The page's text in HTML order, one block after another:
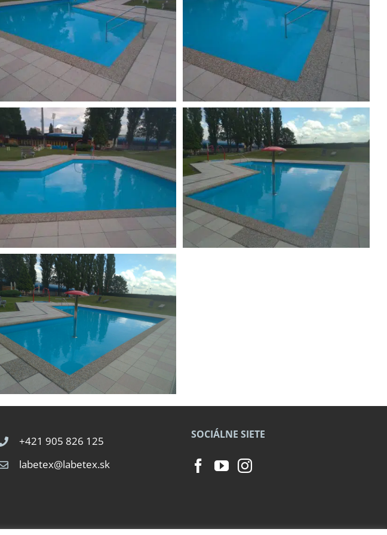
+421 905 826 125
labetex@labetex.sk
SOCIÁLNE SIETE